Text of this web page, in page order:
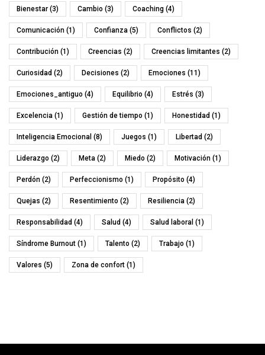
Bienestar (3) Cambio (3) Coaching (4)
Comunicación (1) Confianza (5) Conflictos (2)
Contribución (1) Creencias (2) Creencias limitantes (2)
Curiosidad (2) Decisiones (2) Emociones (11)
Emociones_antiguo (4) Equilibrio (4) Estrés (3)
Excelencia (1) Gestión de tiempo (1) Honestidad (1)
Inteligencia Emocional (8) Juegos (1) Libertad (2)
Liderazgo (2) Meta (2) Miedo (2) Motivación (1)
Perdón (2) Perfeccionismo (1) Propósito (4)
Quejas (2) Resentimiento (2) Resiliencia (2)
Responsabilidad (4) Salud (4) Salud laboral (1)
Síndrome Burnout (1) Talento (2) Trabajo (1)
Valores (5) Zona de confort (1)